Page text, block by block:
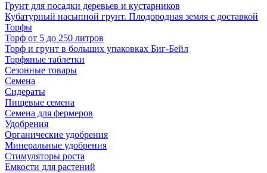
Грунт для посадки деревьев и кустарников
Кубатурный насыпной грунт. Плодородная земля с доставкой
Торфы
Торф от 5 до 250 литров
Торф и грунт в больших упаковках Биг-Бейл
Торфяные таблетки
Сезонные товары
Семена
Сидераты
Пищевые семена
Семена для фермеров
Удобрения
Органические удобрения
Минеральные удобрения
Стимуляторы роста
Емкости для растений